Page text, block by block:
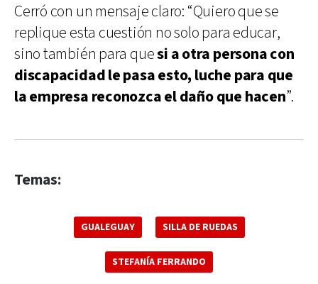
Cerró con un mensaje claro: “Quiero que se
replique esta cuestión no solo para educar,
sino también para quesi a otra persona con
discapacidad le pasa esto, luche para que
la empresa reconozca el daño que hacen”.
Temas:
GUALEGUAY SILLA DE RUEDAS
STEFANÍA FERRANDO